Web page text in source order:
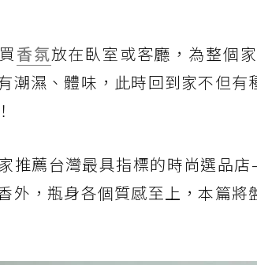
香氛放在臥室或客廳，為整個
潮濕、體味，此時回到家不但
推薦台灣最具指標的時尚選品店
外，瓶身各個質感至上，本篇